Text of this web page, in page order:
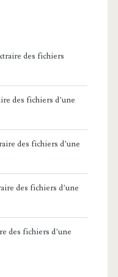
des fichiers
des fichiers d’une
des fichiers d’une
des fichiers d’une
des fichiers d’une